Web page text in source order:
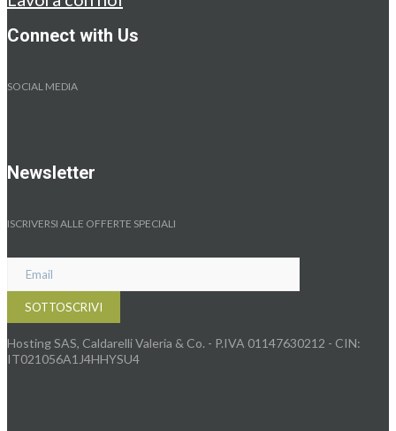
Connect with Us
SOCIAL MEDIA
Newsletter
ISCRIVERSI ALLE OFFERTE SPECIALI
Hosting SAS, Caldarelli Valeria & Co. - P.IVA 01147630212 - CIN:
IT021056A1J4HHYSU4